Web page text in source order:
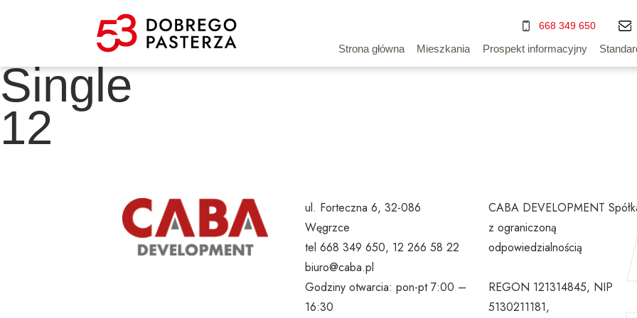
668 349 650
Prospekt informacyjny
Mieszkania
Strona główna
Single
12
ul. Forteczna 6, 32-086
Węgrzce
tel 668 349 650, 12 266 58 22
biuro@caba.pl
Godziny otwarcia: pon-pt 7:00 –
16:30
CABA DEVELOPMENT
z ograniczoną
odpowiedzialnością
REGON 121314845, NIP
5130211181,